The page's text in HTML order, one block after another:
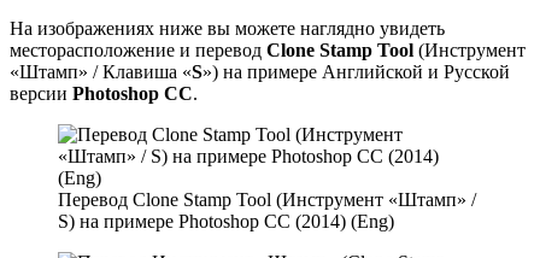
На изображениях ниже вы можете наглядно увидеть
месторасположение и перевод Clone Stamp Tool (Инструмент
«Штамп» / Клавиша «S») на примере Английской и Русской
версии Photoshop CC.
Перевод Clone Stamp Tool (Инструмент «Штамп» /
S) на примере Photoshop CC (2014) (Eng)